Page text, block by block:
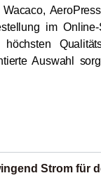
im
Auswahl
Strom für